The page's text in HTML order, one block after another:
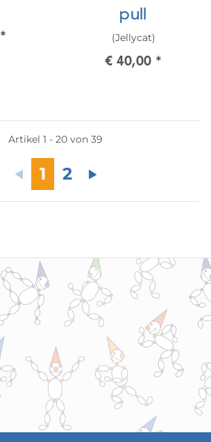
*
pull
(Jellycat)
€ 40,00 *
Artikel 1 - 20 von 39
1 2